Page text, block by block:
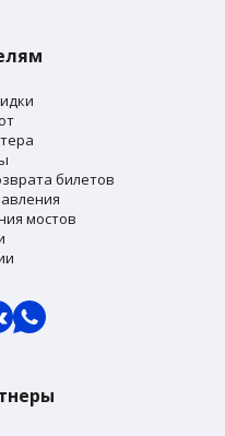
билетов
мостов